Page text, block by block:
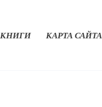
КНИГИ КАРТА САЙТА